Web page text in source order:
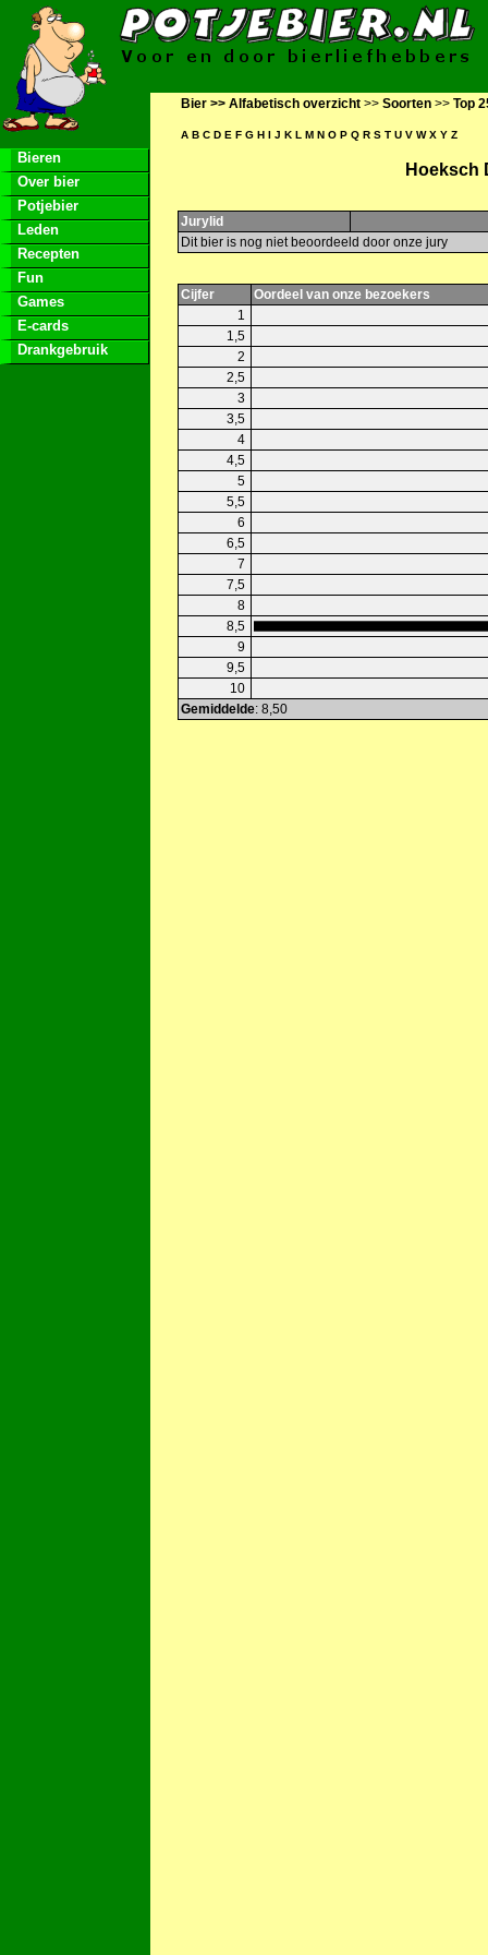
Bieren
Over bier
Potjebier
Leden
Recepten
Fun
Games
E-cards
Drankgebruik
Bier >> Alfabetisch overzicht >> Soorten >> Top
A B C D E F G H I J K L M N O P Q R S T U V W X Y Z
Hoeksch
Jurylid
Dit bier is nog niet beoordeeld door onze jury
Cijfer
Oordeel van onze bezoekers
1
1,5
2
2,5
3
3,5
4
4,5
5
5,5
6
6,5
7
7,5
8
8,5
9
9,5
10
Gemiddelde: 8,50